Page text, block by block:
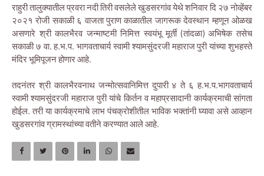
राहुरी तालुक्यातील प्रवरा नदी तिरी वसलेले खुडसरगांव येथे शनिवार दि २७ नोव्हेंबर
२०२१ रोजी सकाळी ६ वाजता पुराण काळातील जागरूक देवस्थान म्हणून ओळख
असणारे श्री कालभैरव जन्माष्टमी निमित्त स्वयंभू मूर्ती (तांदळा) अभिषेक तसेच
सकाळी ७ वा. ह.भ.प. भागवताचार्य स्वामी श्यामसुंदरजी महाराज पुरी यांच्या शुभहस्ते
मंदिर भूमिपूजन होणार आहे.
तदनंतर श्री कालभैरवनाथ जन्मोत्सवानिमित्त दुपारी ४ ते ६ ह.भ.प.भागवताचार्य
स्वामी श्यामसुंदरजी महाराज पुरी यांचे किर्तन व महाप्रसादानी कार्यक्रमाची सांगता
होईल. तरी या कार्यक्रमाचे लाभ पंचक्रोशीतील भाविक भक्तांनी घ्यावा असे आव्हान
खुडसरगांव ग्रामस्थांच्या वतीने करण्यात आले आहे.